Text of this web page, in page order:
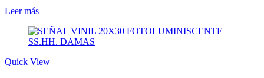
Leer más
Quick View